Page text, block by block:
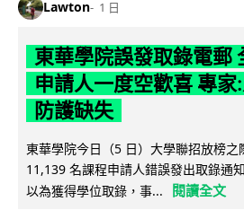
Lawton 1 日
東華學院誤發取錄電郵
申請人一度空歡喜 專
防護缺失
東華學院今日（5 日）大學聯招放榜
11,139 名課程申請人錯誤發出取錄通
以為獲得學位取錄，事...
閱讀全文